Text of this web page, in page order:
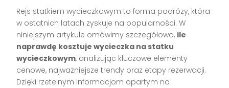
Rejs statkiem wycieczkowym to forma podróży, która
w ostatnich latach zyskuje na popularności. W
niniejszym artykule omówimy szczegółowo, ile
naprawdę kosztuje wycieczka na statku
wycieczkowym, analizując kluczowe elementy
cenowe, najważniejsze trendy oraz etapy rezerwacji.
Dzięki rzetelnym informacjom opartym na